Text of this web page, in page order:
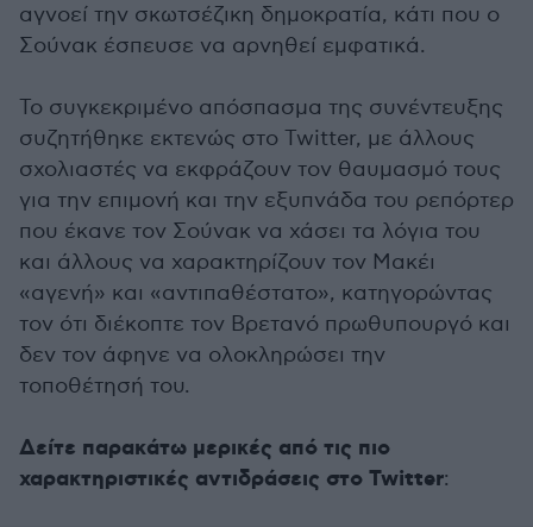
αγνοεί την σκωτσέζικη δημοκρατία, κάτι που ο
Σούνακ έσπευσε να αρνηθεί εμφατικά.
Το συγκεκριμένο απόσπασμα της συνέντευξης
συζητήθηκε εκτενώς στο Twitter, με άλλους
σχολιαστές να εκφράζουν τον θαυμασμό τους
για την επιμονή και την εξυπνάδα του ρεπόρτερ
που έκανε τον Σούνακ να χάσει τα λόγια του
και άλλους να χαρακτηρίζουν τον Μακέι
«αγενή» και «αντιπαθέστατο», κατηγορώντας
τον ότι διέκοπτε τον Βρετανό πρωθυπουργό και
δεν τον άφηνε να ολοκληρώσει την
τοποθέτησή του.
Δείτε παρακάτω μερικές από τις πιο
χαρακτηριστικές αντιδράσεις στο Twitter: